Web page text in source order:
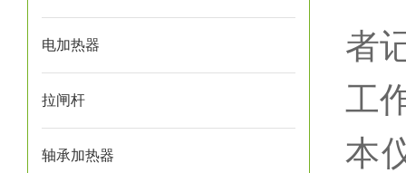
电加热器
拉闸杆
轴承加热器
者
工
本